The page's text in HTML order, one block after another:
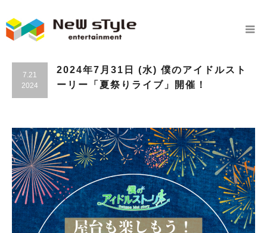
7.21
2024
2024年7月31日 (水) 僕のアイドルスト
ーリー「夏祭りライブ」開催！